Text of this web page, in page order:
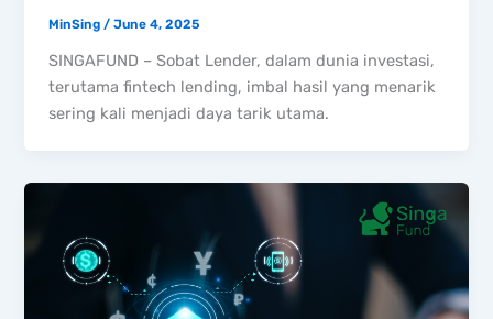
MinSing/June 4, 2025
SINGAFUND – Sobat Lender, dalam dunia investasi,
terutama fintech lending, imbal hasil yang menarik
sering kali menjadi daya tarik utama.